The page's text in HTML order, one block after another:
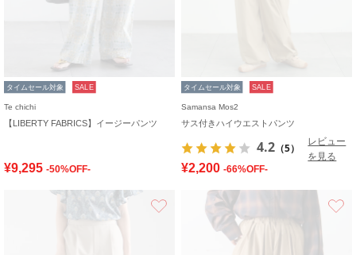
タイムセール対象 SALE
Te chichi
【LIBERTY FABRICS】イージーパンツ
¥9,295 -50%OFF-
タイムセール対象 SALE
Samansa Mos2
サス付きハイウエストパンツ
4.2 （5）
レビュー
を見る
¥2,200 -66%OFF-
お気に入り